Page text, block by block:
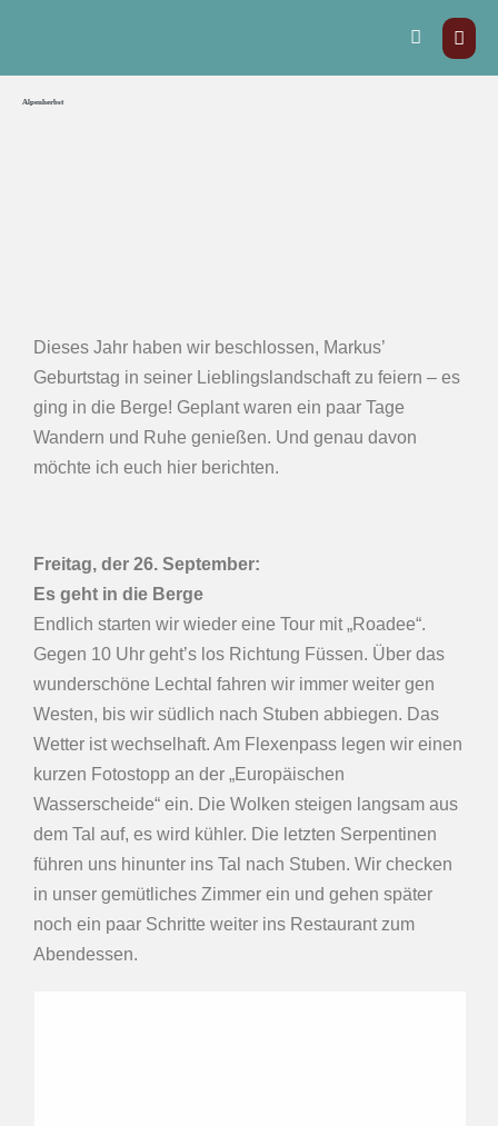
Alpenherbst
Dieses Jahr haben wir beschlossen, Markus’
Geburtstag in seiner Lieblingslandschaft zu feiern – es
ging in die Berge! Geplant waren ein paar Tage
Wandern und Ruhe genießen. Und genau davon
möchte ich euch hier berichten.
Freitag, der 26. September:
Es geht in die Berge
Endlich starten wir wieder eine Tour mit „Roadee“.
Gegen 10 Uhr geht’s los Richtung Füssen. Über das
wunderschöne Lechtal fahren wir immer weiter gen
Westen, bis wir südlich nach Stuben abbiegen. Das
Wetter ist wechselhaft. Am Flexenpass legen wir einen
kurzen Fotostopp an der „Europäischen
Wasserscheide“ ein. Die Wolken steigen langsam aus
dem Tal auf, es wird kühler. Die letzten Serpentinen
führen uns hinunter ins Tal nach Stuben. Wir checken
in unser gemütliches Zimmer ein und gehen später
noch ein paar Schritte weiter ins Restaurant zum
Abendessen.